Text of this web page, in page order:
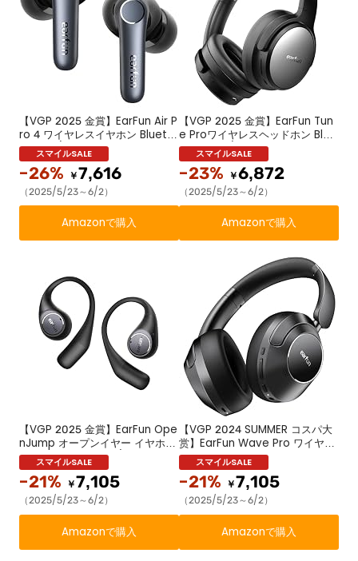
【VGP 2025 金賞】EarFun Air P
ro 4 ワイヤレスイヤホン Blueto
oth 5.4/50dBアダプティブ式 ハ
イブリッドANC/最先端チップ
「QCC3091」aptX Losslessに
対応/ハイレゾ LDAC対応/Snapd
ragon Sound™ に対応/Auraca
st™に対応/52時間連続再生【6マ
イクAI 通話/PSE認証済み】 装着
検出機能 (ブラック)
-26% ￥7,616
（2025/5/23～6/2）
Amazonで購入
【VGP 2025 金賞】EarFun Tun
e Proワイヤレスヘッドホン Blue
tooth 5.4/【40mm +10mmデ
ュアルドライバー/ 無線& USB-C
& AUX有線接続】/ 最大45dBのノ
イズを低減ノイズキャンセリング
ヘッドホン/ 最大120時間連続再
生/シアターモード/マルチポイン
ト対応/密閉型/有線ハイレゾ/専用
アプリ対応 (ブラック)
-23% ￥6,872
（2025/5/23～6/2）
Amazonで購入
【VGP 2025 金賞】EarFun Ope
nJump オープンイヤー イヤホン
Bluetooth 耳掛け型/LDACに対
応/ランニング イヤホン 耳を塞が
ない/ 最大42時間連続再生/ 3Dオ
ーディオ/ マルチポイント接続/ IP
X7防水/ EarFun Audioアプリ対
応/ワイヤレス充電【PSE認証取
得】(ブラック)
-21% ￥7,105
（2025/5/23～6/2）
Amazonで購入
【VGP 2024 SUMMER コスパ大
赏】EarFun Wave Pro ワイヤレ
ス ヘッドホンBluetooth 5.4【2
025年新アップグレード】LDAC
対応アクティブノイズキャンセリ
ングイヤホン【有線/無線 ハイレ
ゾ】最大80時間連続再生/シアタ
ーモード/マルチポイント対応/密
閉型/内蔵マイク/専用アプリ対応/
折りたたみ式 (ブラック)
-21% ￥7,105
（2025/5/23～6/2）
Amazonで購入